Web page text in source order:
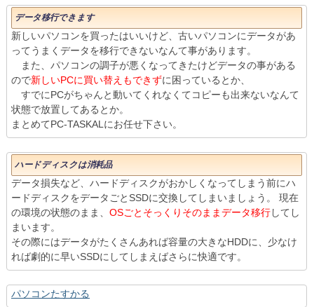
データ移行できます
新しいパソコンを買ったはいいけど、古いパソコンにデータがあ
ってうまくデータを移行できないなんて事があります。
また、パソコンの調子が悪くなってきたけどデータの事がある
ので新しいPCに買い替えもできずに困っているとか、
すでにPCがちゃんと動いてくれなくてコピーも出来ないなんて
状態で放置してあるとか。
まとめてPC-TASKALにお任せ下さい。
ハードディスクは消耗品
データ損失など、ハードディスクがおかしくなってしまう前にハ
ードディスクをデータごとSSDに交換してしまいましょう。 現在
の環境の状態のまま、 OSごとそっくりそのままデータ移行してし
まいます。
その際にはデータがたくさんあれば容量の大きなHDDに、少なけ
れば劇的に早いSSDにしてしまえばさらに快適です。
パソコンたすかる